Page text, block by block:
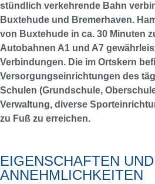
stündlich verkehrende Bahn
Buxtehude und Bremerhaven.
von Buxtehude in ca. 30 Minuten
Autobahnen A1 und A7
Verbindungen. Die im Ortskern
Versorgungseinrichtungen des
Schulen (Grundschule,
Verwaltung, diverse
zu Fuß zu erreichen.
EIGENSCHAFTEN UND
ANNEHMLICHKEITEN